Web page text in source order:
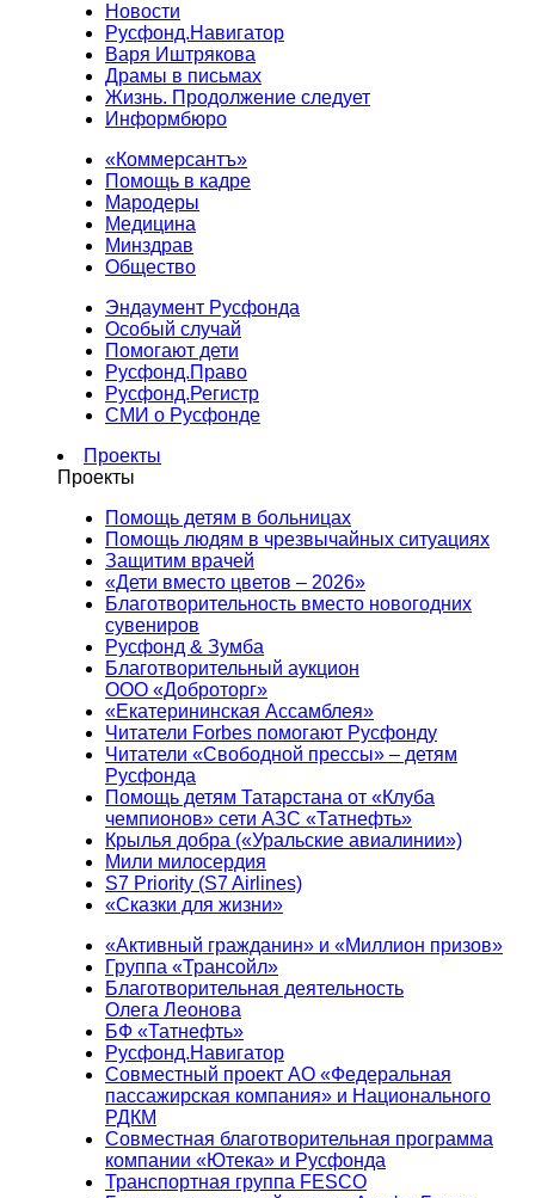
Новости
Русфонд.Навигатор
Варя Иштрякова
Драмы в письмах
Жизнь. Продолжение следует
Информбюро
«Коммерсантъ»
Помощь в кадре
Мародеры
Медицина
Минздрав
Общество
Эндаумент Русфонда
Особый случай
Помогают дети
Русфонд.Право
Русфонд.Регистр
СМИ о Русфонде
Проекты
Проекты
Помощь детям в больницах
Помощь людям в чрезвычайных ситуациях
Защитим врачей
«Дети вместо цветов – 2026»
Благотворительность вместо новогодних
сувениров
Русфонд & Зумба
Благотворительный аукцион
ООО «Доброторг»
«Екатерининская Ассамблея»
Читатели Forbes помогают Русфонду
Читатели «Свободной прессы» – детям
Русфонда
Помощь детям Татарстана от «Клуба
чемпионов» сети АЗС «Татнефть»
Крылья добра («Уральские авиалинии»)
Мили милосердия
S7 Priority (S7 Airlines)
«Сказки для жизни»
«Активный гражданин» и «Миллион призов»
Группа «Трансойл»
Благотворительная деятельность
Олега Леонова
БФ «Татнефть»
Русфонд.Навигатор
Совместный проект АО «Федеральная
пассажирская компания» и Национального
РДКМ
Совместная благотворительная программа
компании «Ютека» и Русфонда
Транспортная группа FESCO